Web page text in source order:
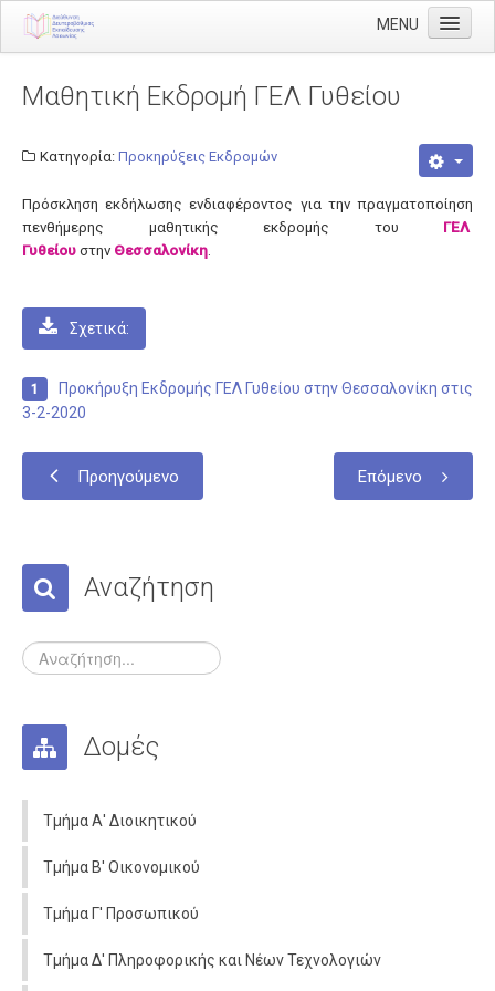
MENU
Διεύθυνση
Διευθυντής
Τμήμα Α' Διοικητικού
Τμήμα Γ' Προσωπικού
Τμήμα Δ' Πληροφορικής & Νέων Τεχνολογιών
Τμήμα Ε' Εκπαιδευτικών Θεμάτων
ΠΥΣΔΕ
Σχολεία
Γυμνάσια
Επαγγελματικά Λύκεια
Δράσεις
Εκδρομές
Εκπαιδευτικοί
Μεταθέσεις
Μαθητική Εκδρομή ΓΕΛ Γυθείου
Κατηγορία: Προκηρύξεις Εκδρομών
Πρόσκληση εκδήλωσης ενδιαφέροντος για την πραγματοποίηση
πενθήμερης μαθητικής εκδρομής του ΓΕΛ
Γυθείου στην Θεσσαλονίκη
Σχετικά:
Προκήρυξη Εκδρομής ΓΕΛ Γυθείου στην Θεσσαλονίκη στις
3-2-2020
Προηγούμενο Επόμενο
Αναζήτηση
Δομές
Τμήμα Α' Διοικητικού
Τμήμα Β' Οικονομικού
Τμήμα Γ' Προσωπικού
Τμήμα Δ' Πληροφορικής και Νέων Τεχνολογιών